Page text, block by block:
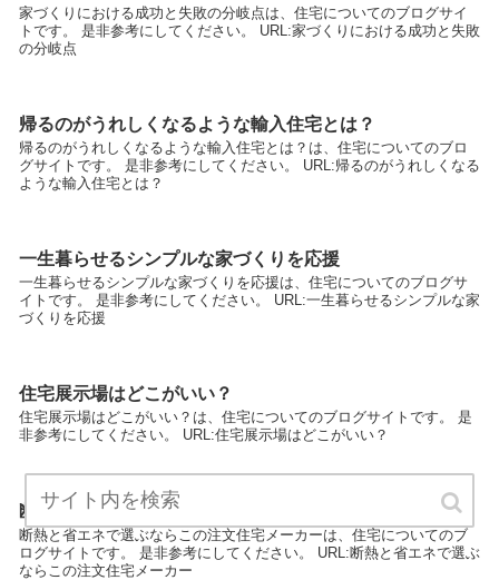
家づくりにおける成功と失敗の分岐点は、住宅についてのブログサイ
トです。 是非参考にしてください。 URL:家づくりにおける成功と失敗
の分岐点
帰るのがうれしくなるような輸入住宅とは？
帰るのがうれしくなるような輸入住宅とは？は、住宅についてのブロ
グサイトです。 是非参考にしてください。 URL:帰るのがうれしくなる
ような輸入住宅とは？
一生暮らせるシンプルな家づくりを応援
一生暮らせるシンプルな家づくりを応援は、住宅についてのブログサ
イトです。 是非参考にしてください。 URL:一生暮らせるシンプルな家
づくりを応援
住宅展示場はどこがいい？
住宅展示場はどこがいい？は、住宅についてのブログサイトです。 是
非参考にしてください。 URL:住宅展示場はどこがいい？
断熱と省エネで選ぶならこの注文住宅メーカー
断熱と省エネで選ぶならこの注文住宅メーカーは、住宅についてのブ
ログサイトです。 是非参考にしてください。 URL:断熱と省エネで選ぶ
ならこの注文住宅メーカー